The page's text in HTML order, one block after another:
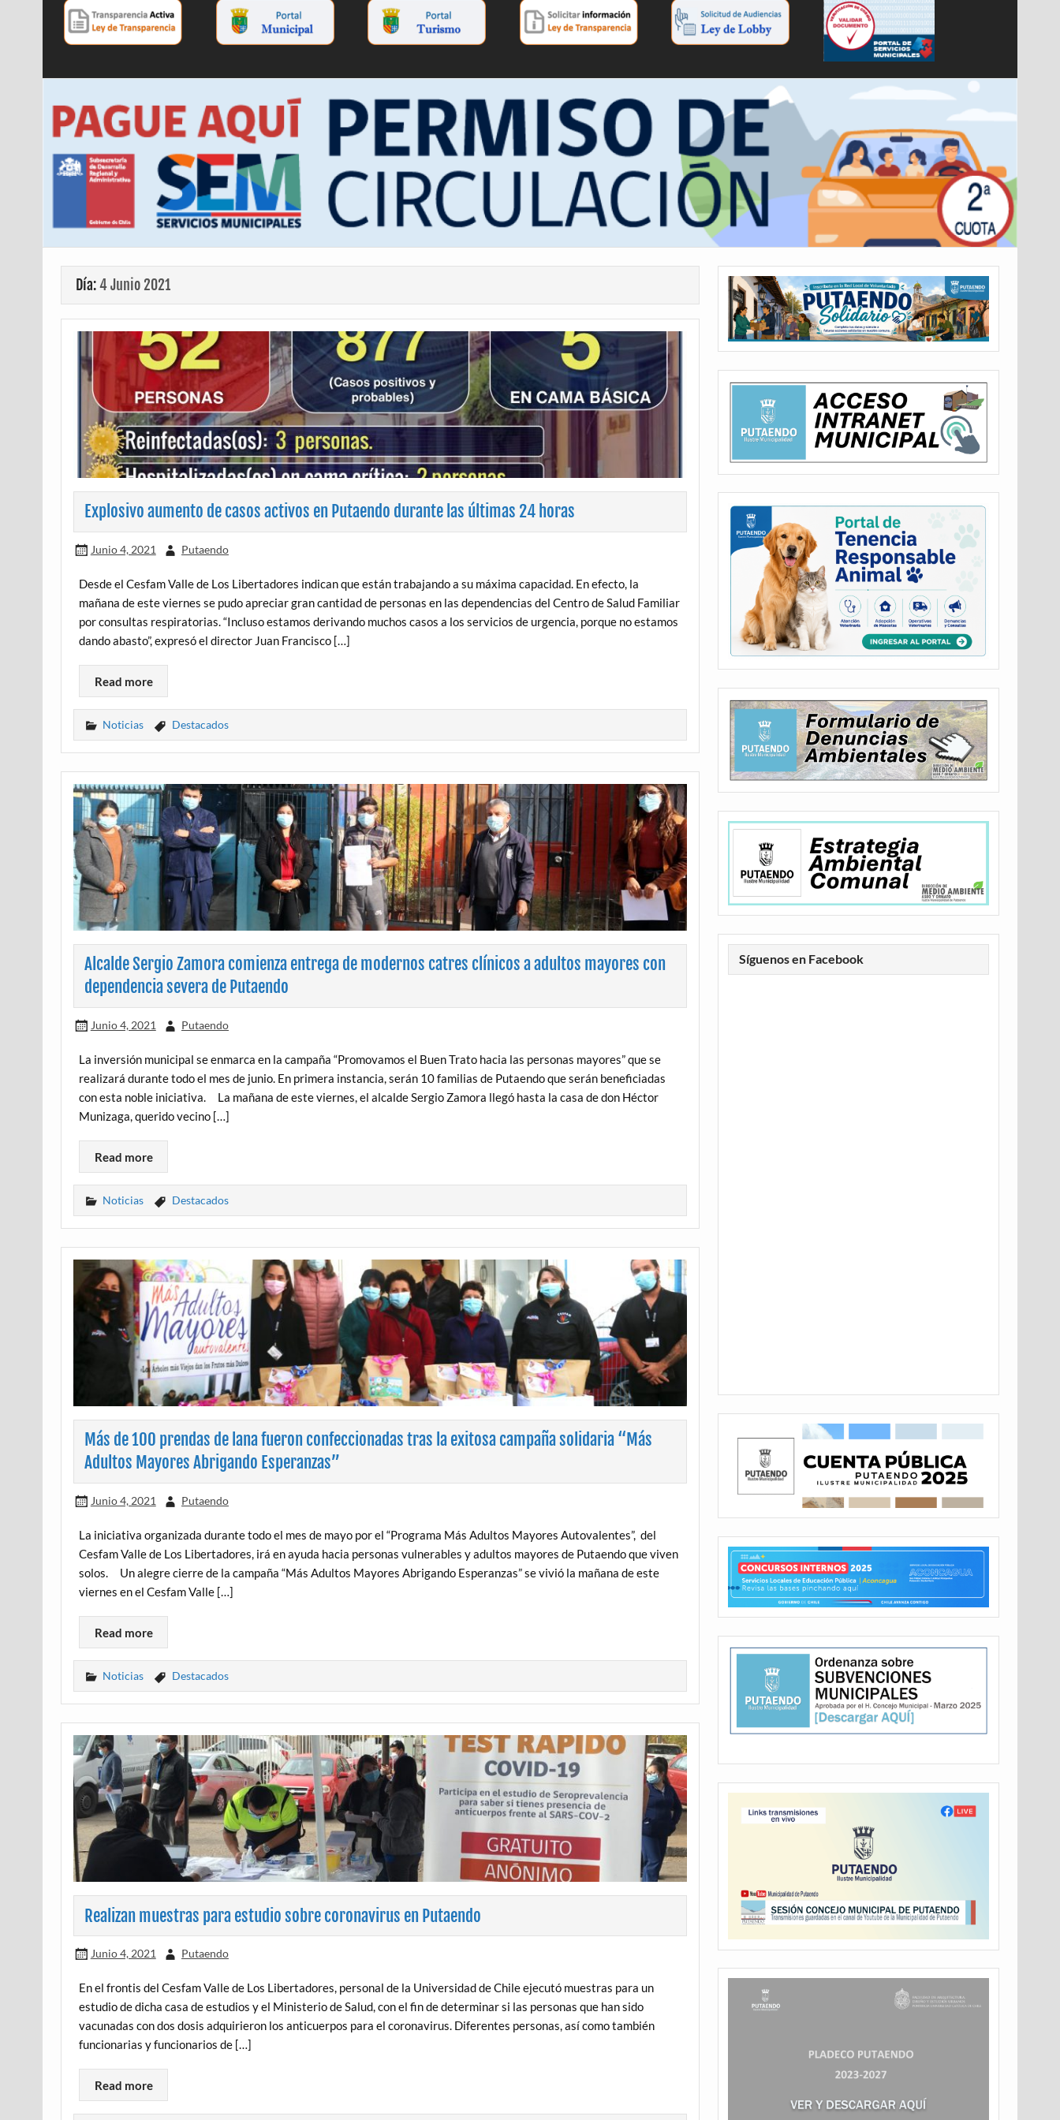
Día:4 Junio 2021
Explosivo aumento de casos activos en Putaendo durante las últimas 24 horas
Junio 4, 2021 Putaendo
Desde el Cesfam Valle de Los Libertadores indican que están trabajando a su máxima capacidad. En efecto, la
mañana de este viernes se pudo apreciar gran cantidad de personas en las dependencias del Centro de Salud Familiar
por consultas respiratorias. “Incluso estamos derivando muchos casos a los servicios de urgencia, porque no estamos
dando abasto”, expresó el director Juan Francisco […]
Read more
Noticias Destacados
Alcalde Sergio Zamora comienza entrega de modernos catres clínicos a adultos mayores con
dependencia severa de Putaendo
Junio 4, 2021 Putaendo
La inversión municipal se enmarca en la campaña “Promovamos el Buen Trato hacia las personas mayores” que se
realizará durante todo el mes de junio. En primera instancia, serán 10 familias de Putaendo que serán beneficiadas
con esta noble iniciativa. La mañana de este viernes, el alcalde Sergio Zamora llegó hasta la casa de don Héctor
Munizaga, querido vecino […]
Read more
Noticias Destacados
Más de 100 prendas de lana fueron confeccionadas tras la exitosa campaña solidaria “Más
Adultos Mayores Abrigando Esperanzas”
Junio 4, 2021 Putaendo
La iniciativa organizada durante todo el mes de mayo por el “Programa Más Adultos Mayores Autovalentes”, del
Cesfam Valle de Los Libertadores, irá en ayuda hacia personas vulnerables y adultos mayores de Putaendo que viven
solos. Un alegre cierre de la campaña “Más Adultos Mayores Abrigando Esperanzas” se vivió la mañana de este
viernes en el Cesfam Valle […]
Read more
Noticias Destacados
Realizan muestras para estudio sobre coronavirus en Putaendo
Junio 4, 2021 Putaendo
En el frontis del Cesfam Valle de Los Libertadores, personal de la Universidad de Chile ejecutó muestras para un
estudio de dicha casa de estudios y el Ministerio de Salud, con el fin de determinar si las personas que han sido
vacunadas con dos dosis adquirieron los anticuerpos para el coronavirus. Diferentes personas, así como también
funcionarias y funcionarios de […]
Read more
Síguenos en Facebook